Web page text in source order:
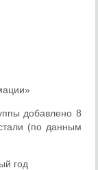
добавлено 8
(по данным
год